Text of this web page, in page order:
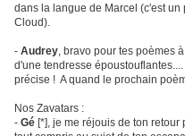
dans la langue de Marcel (c'est
Cloud).
- Audrey, bravo pour tes poèmes
d'une tendresse
précise ! A quand le prochain
Nos Zavatars :
- Gé [*], je me réjouis de ton